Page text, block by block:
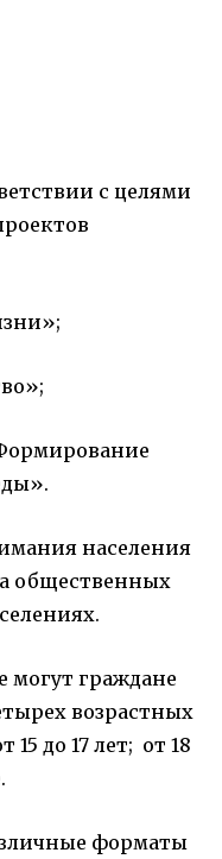
с целями
населения
общественных
могут граждане
возрастных
15 до 17 лет; от 18
форматы